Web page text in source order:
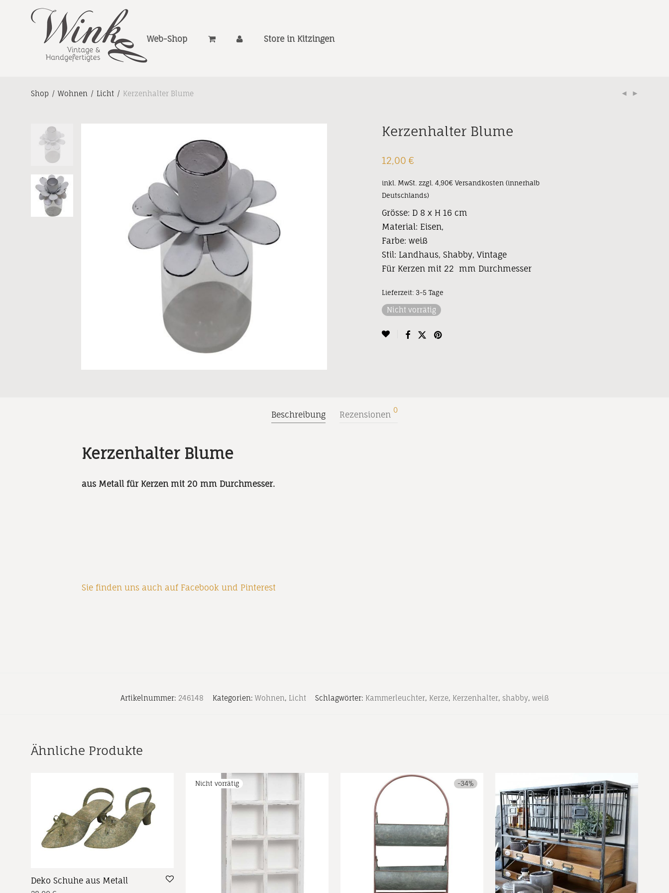
Web-Shop Store in Kitzingen
Shop / Wohnen / Licht / Kerzenhalter Blume
Kerzenhalter Blume
12,00 €
inkl. MwSt. zzgl. 4,90€ Versandkosten (innerhalb
Deutschlands)
Grösse: D 8 x H 16 cm
Material: Eisen,
Farbe: weiß
Stil: Landhaus, Shabby, Vintage
Für Kerzen mit 22 mm Durchmesser
Lieferzeit: 3-5 Tage
Nicht vorrätig
Beschreibung Rezensionen 0
Kerzenhalter Blume
aus Metall für Kerzen mit 20 mm Durchmesser.
Sie finden uns auch auf Facebook und Pinterest
Artikelnummer: 246148 Kategorien: Wohnen, Licht Schlagwörter: Kammerleuchter, Kerze, Kerzenhalter, shabby, weiß
Ähnliche Produkte
Deko Schuhe aus Metall
-34%